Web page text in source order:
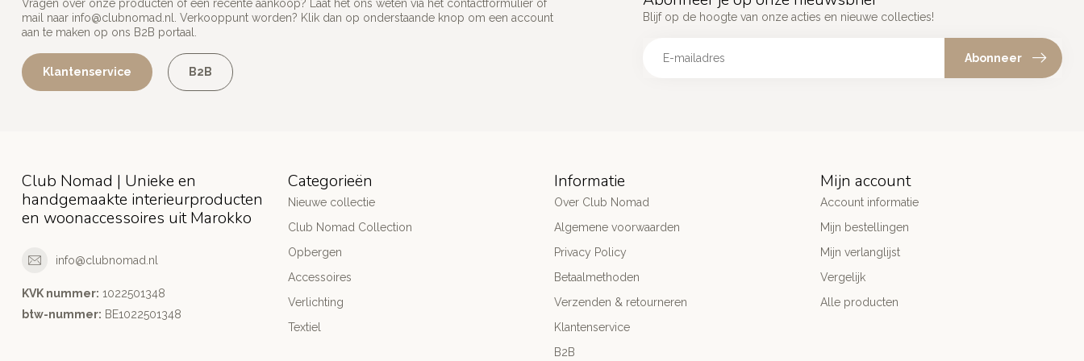
Vragen over onze producten of een recente aankoop? Laat het ons weten via het contactformulier of
mail naar info@clubnomad.nl. Verkooppunt worden? Klik dan op onderstaande knop om een account
aan te maken op ons B2B portaal.
Klantenservice B2B
Blijf op de hoogte van onze acties en nieuwe collecties!
Abonneer
Club Nomad | Unieke en
handgemaakte interieurproducten
en woonaccessoires uit Marokko
info@clubnomad.nl
KVK nummer: 1022501348
btw-nummer: BE1022501348
Categorieën
Nieuwe collectie
Club Nomad Collection
Opbergen
Accessoires
Verlichting
Textiel
Informatie
Over Club Nomad
Algemene voorwaarden
Privacy Policy
Betaalmethoden
Verzenden & retourneren
Klantenservice
B2B
Mijn account
Account informatie
Mijn bestellingen
Mijn verlanglijst
Vergelijk
Alle producten